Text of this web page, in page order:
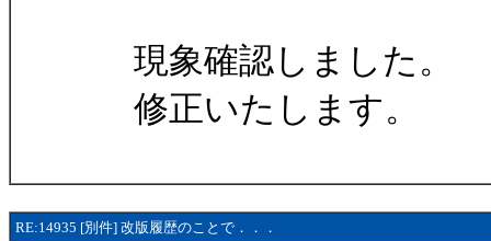
現象確認しました。
修正いたします。
RE:14935 [別件] 改版履歴のことで．．．